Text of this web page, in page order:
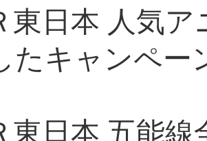
東日本 人気
たキャンペー
東日本 五能